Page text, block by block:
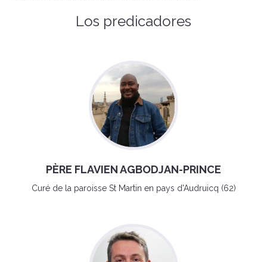
Los predicadores
PÈRE FLAVIEN AGBODJAN-PRINCE
Curé de la paroisse St Martin en pays d'Audruicq (62)